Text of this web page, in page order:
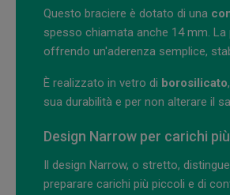
Questo braciere è dotato di una
spesso chiamata anche 14 mm.
offrendo un'aderenza semplice,
È realizzato in vetro di borosilicato
sua durabilità e per non alterare il
Design Narrow per carichi
Il design Narrow, o stretto,
preparare carichi più piccoli e di